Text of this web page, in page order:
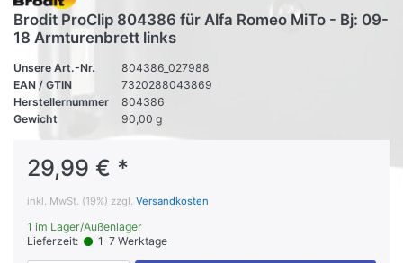
Brodit ProClip 804386 für Alfa Romeo MiTo - Bj: 09-
18 Armturenbrett links
Unsere Art.-Nr.
804386_027988
EAN / GTIN
7320288043869
Herstellernummer
804386
Gewicht
90,00 g
29,99 € *
inkl. MwSt. (19%) zzgl. Versandkosten
1 im Lager/Außenlager
Lieferzeit:
1-7 Werktage